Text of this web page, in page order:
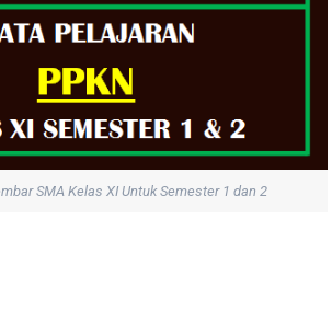
SMA Kelas XI Untuk Semester 1 dan 2